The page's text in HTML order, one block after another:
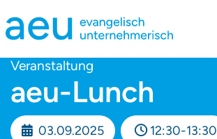
Veranstaltung
aeu-Lunch
03.09.2025
12:30-13:30